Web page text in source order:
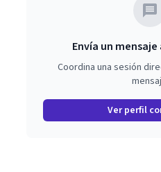
Envía un
Coordina una sesión
Ver perfil